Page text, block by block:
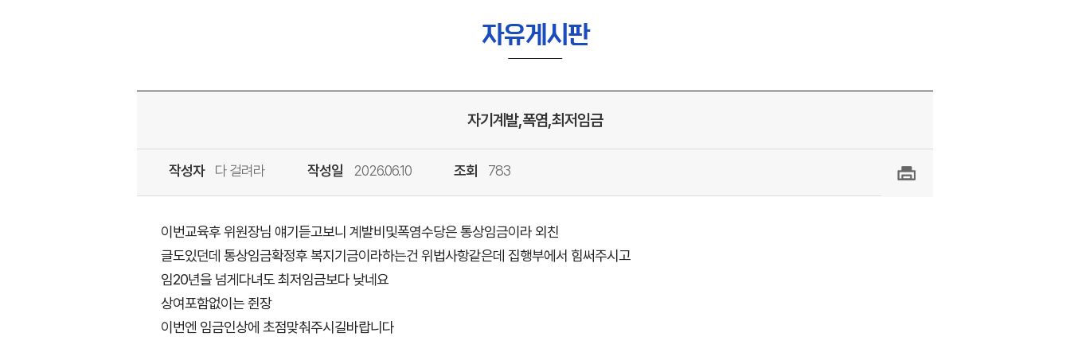
자유게시판
자기계발,폭염,최저임금
작성자 다 걸려라 작성일 2026.06.10 조회 783
이번교육후 위원장님 얘기듣고보니 계발비및폭염수당은 통상임금이라 외친
글도있던데 통상임금확정후 복지기금이라하는건 위법사항같은데 집행부에서 힘써주시고
임20년을 넘게다녀도 최저임금보다 낮네요
상여포함없이는 쥔장
이번엔 임금인상에 초점맞춰주시길바랍니다